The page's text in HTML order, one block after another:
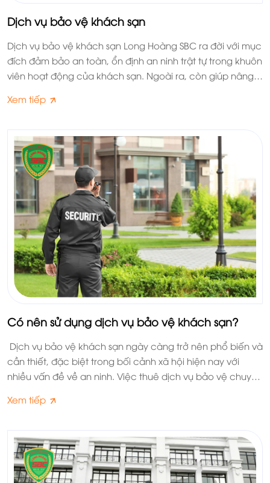
Dịch vụ bảo vệ khách sạn
Dịch vụ bảo vệ khách sạn Long Hoàng SBC ra đời với mục
đích đảm bảo an toàn, ổn định an ninh trật tự trong khuôn
viên hoạt động của khách sạn. Ngoài ra, còn giúp nâng
tất cả mọi khách hàng.
Xem tiếp
Có nên sử dụng dịch vụ bảo vệ khách sạn?
Dịch vụ bảo vệ khách sạn ngày càng trở nên phổ biến và
cần thiết, đặc biệt trong bối cảnh xã hội hiện nay với
nhiều vấn đề về an ninh. Việc thuê dịch vụ bảo vệ chuyên
Xem tiếp